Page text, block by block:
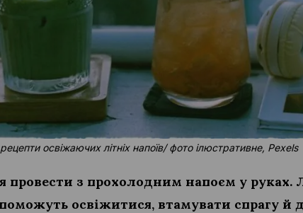
освіжаючих літніх напоїв/ фото ілюстративне, Pexels
провести з прохолодним напоєм у руках.
освіжитися, втамувати спрагу й